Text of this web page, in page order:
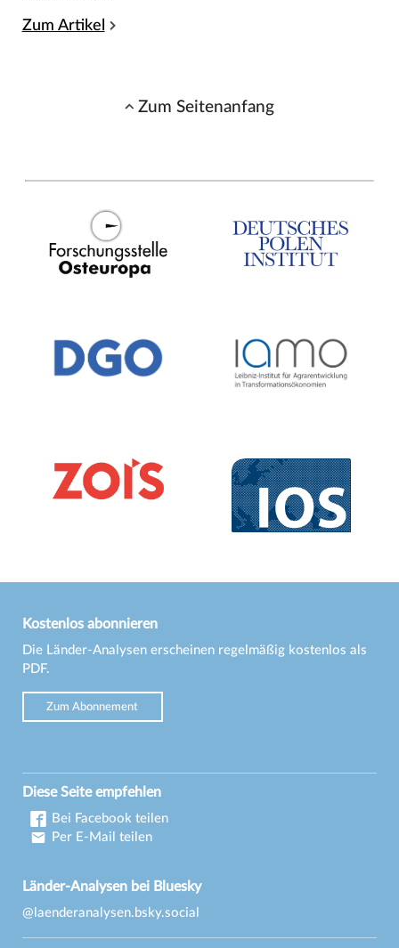
Zum Artikel
Zum Seitenanfang
Kostenlos abonnieren
Die Länder-Analysen erscheinen regelmäßig kostenlos als
PDF.
Zum Abonnement
Diese Seite empfehlen
Bei Facebook teilen
Per E-Mail teilen
Länder-Analysen bei Bluesky
@laenderanalysen.bsky.social